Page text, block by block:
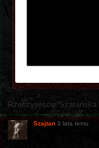
Rzeczywiście
Szajtan 3 lata temu